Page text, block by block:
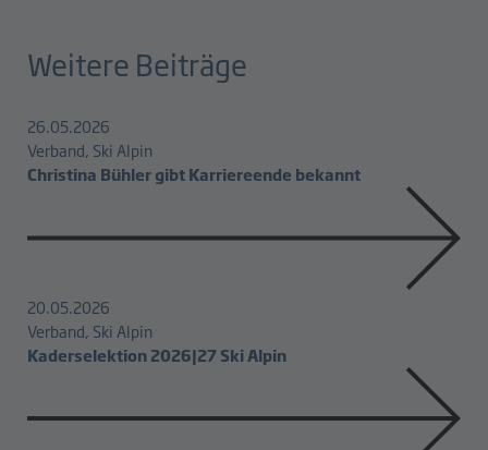
Weitere Beiträge
26.05.2026
Verband, Ski Alpin
Christina Bühler gibt Karriereende bekannt
20.05.2026
Verband, Ski Alpin
Kaderselektion 2026|27 Ski Alpin